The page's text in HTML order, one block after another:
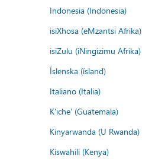
Indonesia (Indonesia)
isiXhosa (eMzantsi Afrika)
isiZulu (iNingizimu Afrika)
Íslenska (ísland)
Italiano (Italia)
K'iche' (Guatemala)
Kinyarwanda (U Rwanda)
Kiswahili (Kenya)